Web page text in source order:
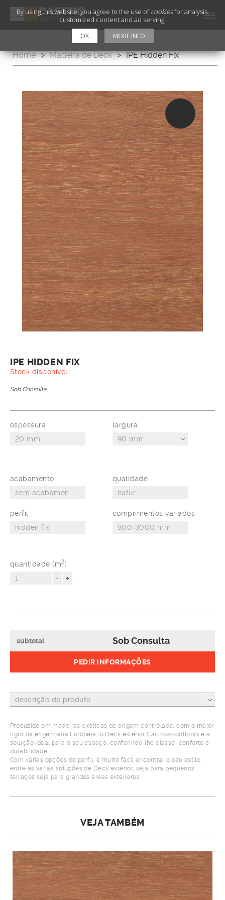
Home > Madeira de Deck > IPE Hidden Fix
IPE HIDDEN FIX
Stock disponível
Sob Consulta
espessura
largura
90 mm
acabamento qualidade
perfil comprimentos variados
quantidade (m2)
- +
subtotal Sob Consulta
PEDIR INFORMAÇÕES
descrição do produto
Produzido em madeiras exóticas de origem controlada, com o maior
rigor da engenharia Europeia, o Deck exterior Castrowoodfloors é a
solução ideal para o seu espaço, conferindo-lhe classe, conforto e
durabilidade.
Com várias opções de perfil, é muito fácil encontrar o seu estilo
entre as várias soluções de Deck exterior, seja para pequenos
terraços seja para grandes áreas exteriores.
VEJA TAMBÉM
By using this website, you agree to the use ofcookiesfor analysis,
customized content and ad serving.
OK MORE INFO